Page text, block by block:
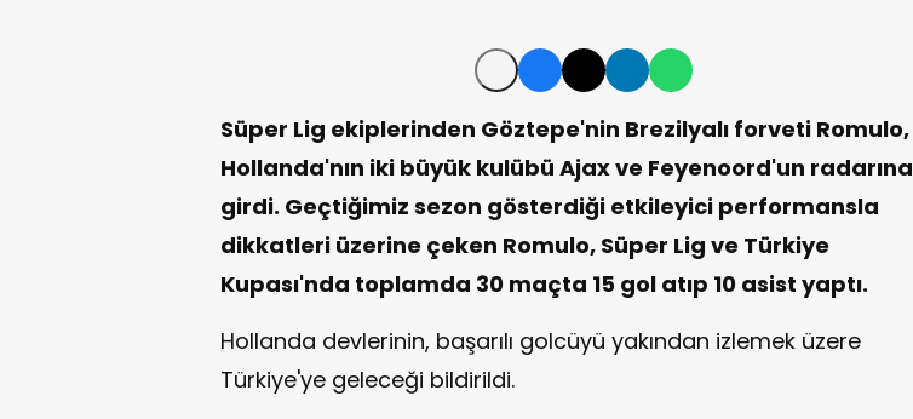
Süper Lig ekiplerinden Göztepe'nin Brezilyalı forveti Romulo,
Hollanda'nın iki büyük kulübü Ajax ve Feyenoord'un radarına
girdi. Geçtiğimiz sezon gösterdiği etkileyici performansla
dikkatleri üzerine çeken Romulo, Süper Lig ve Türkiye
Kupası'nda toplamda 30 maçta 15 gol atıp 10 asist yaptı.
Hollanda devlerinin, başarılı golcüyü yakından izlemek üzere
Türkiye'ye geleceği bildirildi.